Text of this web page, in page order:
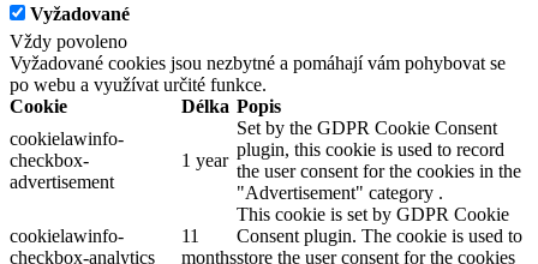
Vyžadované
Vždy povoleno
Vyžadované cookies jsou nezbytné a pomáhají vám pohybovat se
po webu a využívat určité funkce.
Cookie
Délka Popis
cookielawinfo-
checkbox-
advertisement
1 year
Set by the GDPR Cookie Consent
plugin, this cookie is used to record
the user consent for the cookies in the
"Advertisement" category .
cookielawinfo-
checkbox-analytics
11
months
This cookie is set by GDPR Cookie
Consent plugin. The cookie is used to
store the user consent for the cookies